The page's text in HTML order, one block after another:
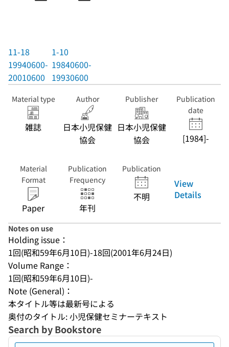
11-18
19940600-
20010600
1-10
19840600-
19930600
Material type
雑誌
Author
日本小児保健
協会
Publisher
日本小児保健
協会
Publication
date
[1984]-
Material
Format
Paper
Publication
Frequency
年刊
Publication
不明
View
Details
Notes on use
Holding issue：
1回(昭和59年6月10日)-18回(2001年6月24日)
Volume Range：
1回(昭和59年6月10日)-
Note (General)：
本タイトル等は最新号による
奥付のタイトル: 小児保健セミナーテキスト
Search by Bookstore